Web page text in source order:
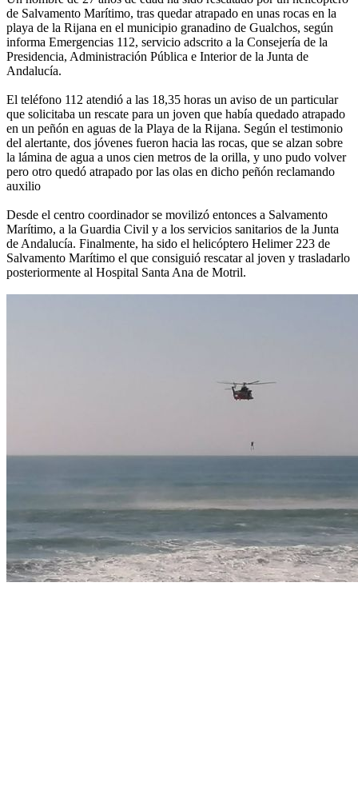
de Salvamento Marítimo, tras quedar atrapado en unas rocas en la
playa de la Rijana en el municipio granadino de Gualchos, según
informa Emergencias 112, servicio adscrito a la Consejería de la
Presidencia, Administración Pública e Interior de la Junta de
Andalucía.
El teléfono 112 atendió a las 18,35 horas un aviso de un particular
que solicitaba un rescate para un joven que había quedado atrapado
en un peñón en aguas de la Playa de la Rijana. Según el testimonio
del alertante, dos jóvenes fueron hacia las rocas, que se alzan sobre
la lámina de agua a unos cien metros de la orilla, y uno pudo volver
pero otro quedó atrapado por las olas en dicho peñón reclamando
auxilio
Desde el centro coordinador se movilizó entonces a Salvamento
Marítimo, a la Guardia Civil y a los servicios sanitarios de la Junta
de Andalucía. Finalmente, ha sido el helicóptero Helimer 223 de
Salvamento Marítimo el que consiguió rescatar al joven y trasladarlo
posteriormente al Hospital Santa Ana de Motril.